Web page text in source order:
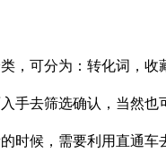
可分为：转化词，收
去筛选确认，当然也
候，需要利用直通车